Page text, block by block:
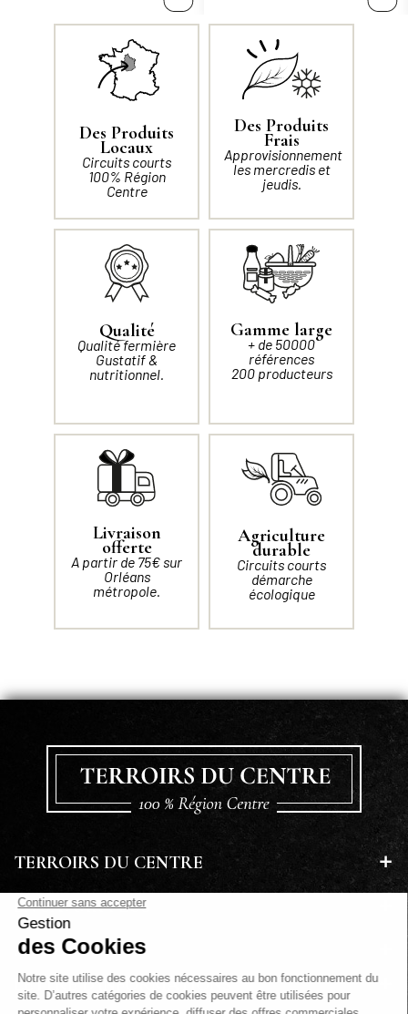
Des Produits
Locaux
Circuits courts
100% Région
Centre
Des Produits
Frais
Approvisionnement
les mercredis et
jeudis.
Qualité
Qualité fermière
Gustatif &
nutritionnel.
Gamme large
+ de 50000
références
200 producteurs
Livraison
offerte
A partir de 75€ sur
Orléans
métropole.
Agriculture
durable
Circuits courts
démarche
écologique
TERROIRS DU CENTRE
EN SAVOIR PLUS
A PROPOS
LETTRE D'INFORMATIONS